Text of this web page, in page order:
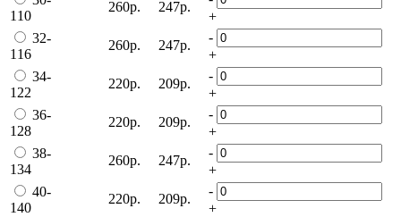
110
260р. 247р.
+
32-
116
260р. 247р.
-
+
34-
122
220р. 209р.
-
+
36-
128
220р. 209р.
-
+
38-
134
260р. 247р.
-
+
40-
140
220р. 209р.
-
+